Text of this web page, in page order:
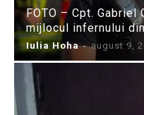
FOTO – Cpt. Gabriel
mijlocul infernului
Iulia Hoha - august 9,